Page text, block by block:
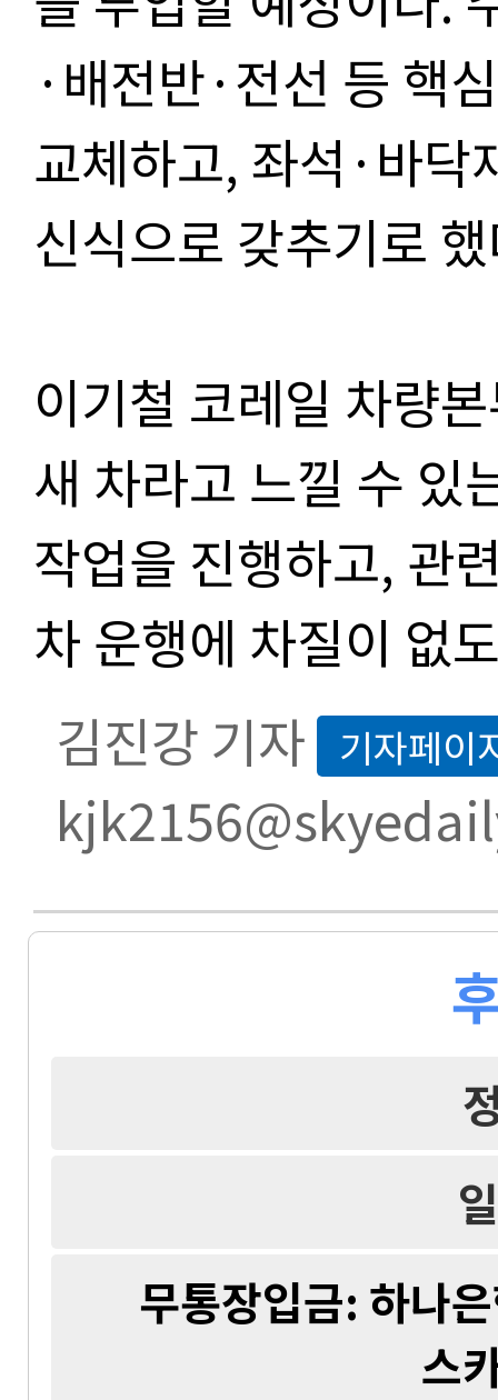
·배전반·전선 등 핵
교체하고, 좌석·바닥
신식으로 갖추기로
이기철 코레일 차량
새 차라고 느낄 수 있
작업을 진행하고, 관
차 운행에 차질이 없
김진강 기자 기자페이
무통장입금: 하나
스